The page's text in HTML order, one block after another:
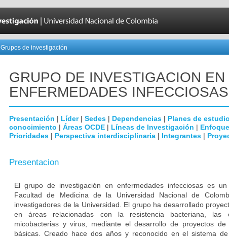
Grupos de investigación
GRUPO DE INVESTIGACION EN
ENFERMEDADES INFECCIOSAS
Presentación | Líder| Sedes | Dependencias | Planes de
conocimiento | Áreas OCDE | Líneas de Investigación |
Prioridades | Perspectiva interdisciplinaria | Integrantes |
Presentacion
El grupo de investigación en enfermedades infecciosas es
Facultad de Medicina de la Universidad Nacional de
investigadores de la Universidad. El grupo ha desarrollado
en áreas relacionadas con la resistencia bacteriana, las
micobacterias y virus, mediante el desarrollo de proyectos
básicas. Creado hace dos años y reconocido en el sistema